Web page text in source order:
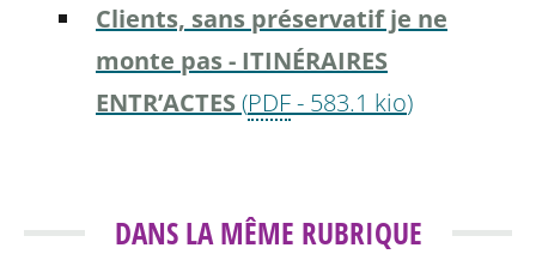
Clients, sans préservatif je ne
monte pas - ITINÉRAIRES
ENTR’ACTES(PDF- 583.1 kio)
DANS LA MÊME RUBRIQUE